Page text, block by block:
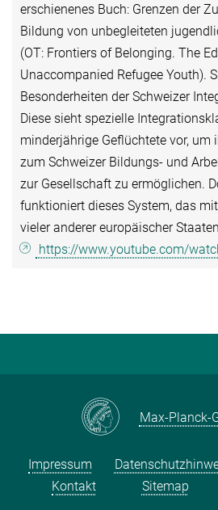
erschienenes Buch: Grenzen der
Bildung von unbegleiteten
(OT: Frontiers of Belonging. The
Unaccompanied Refugee Youth).
Besonderheiten der Schweizer
Diese sieht spezielle
minderjährige Geflüchtete vor, um
zum Schweizer Bildungs- und
zur Gesellschaft zu ermöglichen.
funktioniert dieses System, das
vieler anderer europäischer
https://www.youtube.com/
Max-Planck-
Impressum
Kontakt
Sitemap